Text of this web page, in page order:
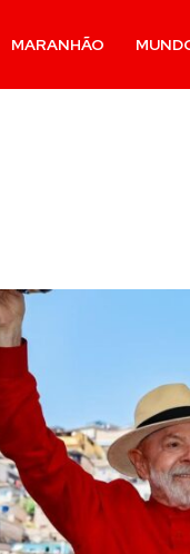
MARANHÃO